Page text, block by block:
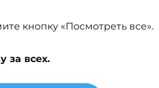
кнопку «Посмотреть все».
за всех.